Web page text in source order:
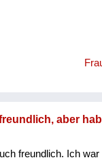
aber
freundlich. Ich war